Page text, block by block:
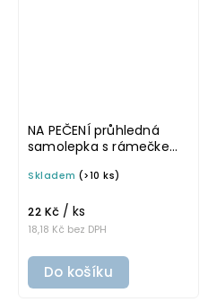
NA PEČENÍ průhledná
samolepka s rámečkem,
4 cm na boxy, šuplíky a
Skladem (>10 ks)
18,18 Kč bez DPH
22 Kč / ks
Do košíku